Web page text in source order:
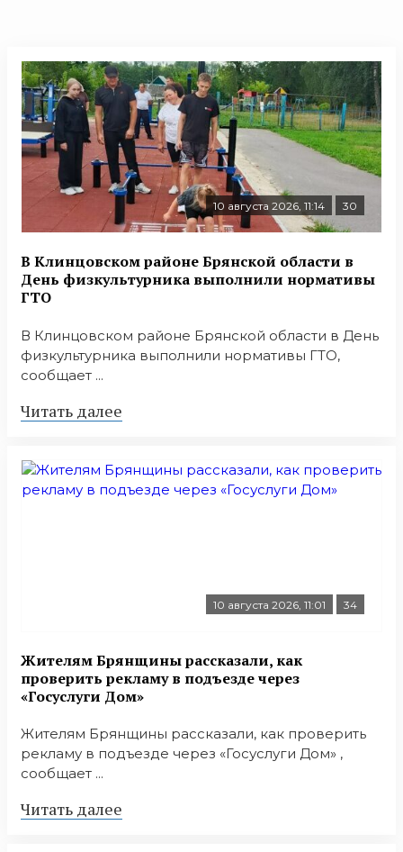
10 августа 2026, 11:14 30
В Клинцовском районе Брянской области в
День физкультурника выполнили нормативы
ГТО
В Клинцовском районе Брянской области в День
физкультурника выполнили нормативы ГТО,
сообщает ...
Читать далее
10 августа 2026, 11:01 34
Жителям Брянщины рассказали, как
проверить рекламу в подъезде через
«Госуслуги Дом»
Жителям Брянщины рассказали, как проверить
рекламу в подъезде через «Госуслуги Дом» ,
сообщает ...
Читать далее